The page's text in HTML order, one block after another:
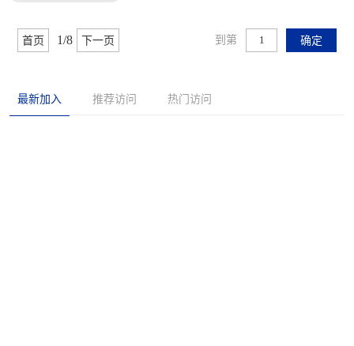
首页 1/8 下一页 到第 确定
最新加入 推荐访问 热门访问